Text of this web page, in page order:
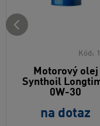
Kód:
Motorový olej
Synthoil
0W-30
na dotaz